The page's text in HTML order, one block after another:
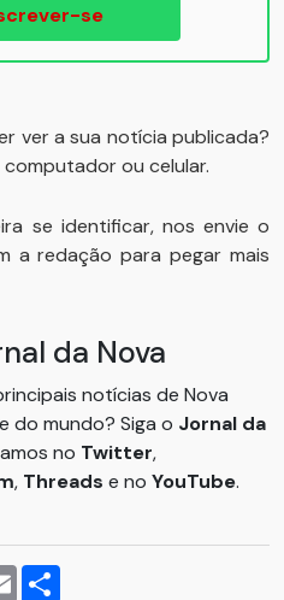
se
ver a sua notícia publicada?
ou celular.
se identificar, nos envie o
a redação para pegar mais
da Nova
notícias de Nova
do mundo? Siga o Jornal da
no Twitter,
, Threads e no YouTube.
Email